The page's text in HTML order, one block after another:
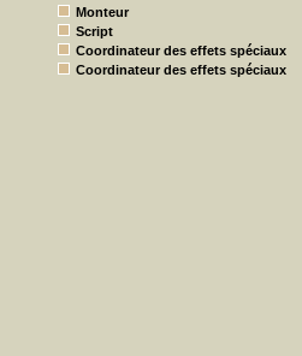
Monteur
Script
Coordinateur des effets spéciaux
Coordinateur des effets spéciaux